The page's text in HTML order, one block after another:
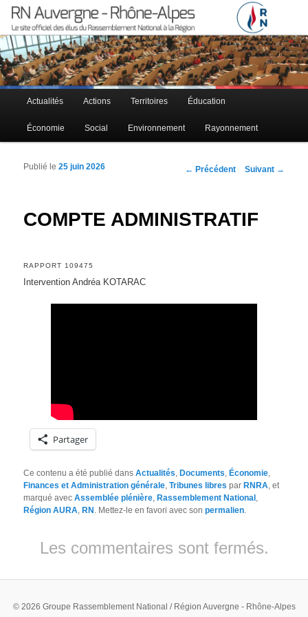
RN Auvergne – Rhône-Alpes
Le site officiel des élus RN à la région Auvergne – Rhône-Alpes
Menu principal
Aller au contenu principal
Aller au contenu secondaire
Actualités Actions Territoires Éducation
Économie Social Environnement Rayonnement
Navigation des articles
← Précédent Suivant →
COMPTE ADMINISTRATIF
Publié le25 juin 2026
RAPPORT 109475
Intervention Andréa KOTARAC
Partager
Ce contenu a été publié dansActualités,Documents,Économie,
Finances et Administration générale,Tribunes libres parRNRA, et
marqué avecAssemblée plénière,Rassemblement National,
Région AURA,RN. Mettez-le en favori avec sonpermalien.
Les commentaires sont fermés.
© 2026 Groupe Rassemblement National / Région Auvergne - Rhône-Alpes